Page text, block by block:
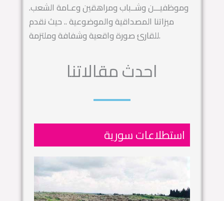
وموظفيـــن وشــباب ومراهقين وعـامة الشعب.
ميزاتنا المصداقية والموضوعية .. حيث نقدم
للقارئ صورة واقعية وشفافة وملتزمة.
احدث مقالاتنا
استطلاعات سورية